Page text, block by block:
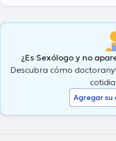
¿Es Sexólogo y no
Descubra cómo
Agregar su